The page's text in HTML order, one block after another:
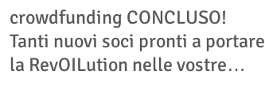
crowdfunding CONCLUSO!
Tanti nuovi soci pronti a portare
la RevOILution nelle vostre